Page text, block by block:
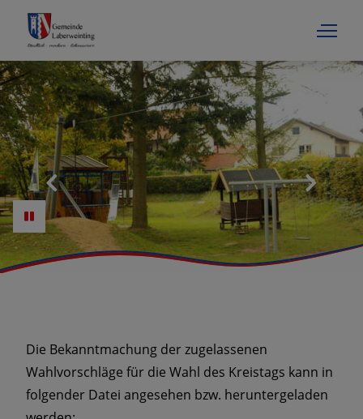
Die Bekanntmachung der zugelassenen
Wahlvorschläge für die Wahl des Kreistags kann in
folgender Datei angesehen bzw. heruntergeladen